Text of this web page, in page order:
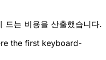
드는 비용을 산출했습니다.
the first keyboard-